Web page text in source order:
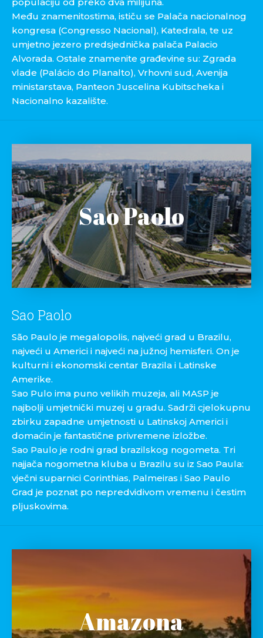
Među znamenitostima, ističu se Palača nacionalnog
kongresa (Congresso Nacional), Katedrala, te uz
umjetno jezero predsjednička palača Palacio
Alvorada. Ostale znamenite građevine su: Zgrada
vlade (Palácio do Planalto), Vrhovni sud, Avenija
ministarstava, Panteon Juscelina Kubitscheka i
Nacionalno kazalište.
Sao Paolo
Sao Paolo
São Paulo je megalopolis, najveći grad u Brazilu,
najveći u Americi i najveći na južnoj hemisferi. On je
kulturni i ekonomski centar Brazila i Latinske
Amerike.
Sao Pulo ima puno velikih muzeja, ali MASP je
najbolji umjetnički muzej u gradu. Sadrži cjelokupnu
zbirku zapadne umjetnosti u Latinskoj Americi i
domaćin je fantastične privremene izložbe.
Sao Paulo je rodni grad brazilskog nogometa. Tri
najjača nogometna kluba u Brazilu su iz Sao Paula:
vječni suparnici Corinthias, Palmeiras i Sao Paulo
Grad je poznat po nepredvidivom vremenu i čestim
pljuskovima.
Amazona